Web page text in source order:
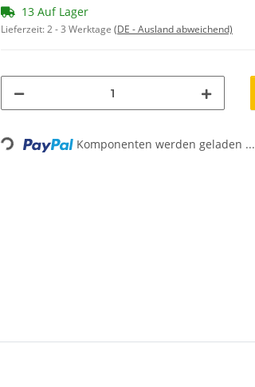
13 Auf Lager
Lieferzeit:2 - 3 Werktage (DE - Ausland abweichend)
Loading... Komponenten werden geladen ...